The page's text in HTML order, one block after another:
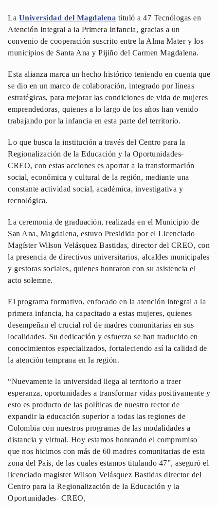
La Universidad del Magdalena tituló a 47 Tecnólogas en
Atención Integral a la Primera Infancia, gracias a un
convenio de cooperación suscrito entre la Alma Mater y los
municipios de Santa Ana y Pijiño del Carmen Magdalena.
Esta alianza marca un hecho histórico teniendo en cuenta que
se dio en un marco de colaboración, integrado por líneas
estratégicas, para mejorar las condiciones de vida de mujeres
emprendedoras, quienes a lo largo de los años han venido
trabajando por la infancia en esta parte del territorio.
Lo que busca la institución a través del Centro para la
Regionalización de la Educación y la Oportunidades-
CREO, con estas acciones es aportar a la transformación
social, económica y cultural de la región, mediante una
constante actividad social, académica, investigativa y
tecnológica.
La ceremonia de graduación, realizada en el Municipio de
San Ana, Magdalena, estuvo Presidida por el Licenciado
Magíster Wilson Velásquez Bastidas, director del CREO, con
la presencia de directivos universitarios, alcaldes municipales
y gestoras sociales, quienes honraron con su asistencia el
acto solemne.
El programa formativo, enfocado en la atención integral a la
primera infancia, ha capacitado a estas mujeres, quienes
desempeñan el crucial rol de madres comunitarias en sus
localidades. Su dedicación y esfuerzo se han traducido en
conocimientos especializados, fortaleciendo así la calidad de
la atención temprana en la región.
“Nuevamente la universidad llega al territorio a traer
esperanza, oportunidades a transformar vidas positivamente y
esto es producto de las políticas de nuestro rector de
expandir la educación superior a todas las regiones de
Colombia con nuestros programas de las modalidades a
distancia y virtual. Hoy estamos honrando el compromiso
que nos hicimos con más de 60 madres comunitarias de esta
zona del País, de las cuales estamos titulando 47”, aseguró el
licenciado magister Wilson Velásquez Bastidas director del
Centro para la Regionalización de la Educación y la
Oportunidades- CREO,